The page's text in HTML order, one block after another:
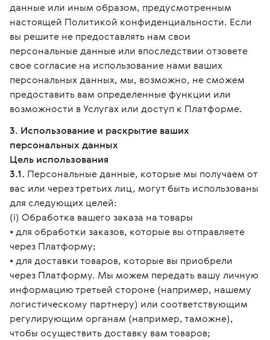
данные или иным образом, предусмотренным
настоящей Политикой конфиденциальности. Если
вы решите не предоставлять нам свои
персональные данные или впоследствии отзовете
свое согласие на использование нами ваших
персональных данных, мы, возможно, не сможем
предоставить вам определенные функции или
возможности в Услугах или доступ к Платформе.
3. Использование и раскрытие ваших
персональных данных
Цель использования
3.1. Персональные данные, которые мы получаем от
вас или через третьих лиц, могут быть использованы
для следующих целей:
(i) Обработка вашего заказа на товары
• для обработки заказов, которые вы отправляете
через Платформу;
• для доставки товаров, которые вы приобрели
через Платформу. Мы можем передать вашу личную
информацию третьей стороне (например, нашему
логистическому партнеру) или соответствующим
регулирующим органам (например, таможне),
чтобы осуществить доставку вам товаров;